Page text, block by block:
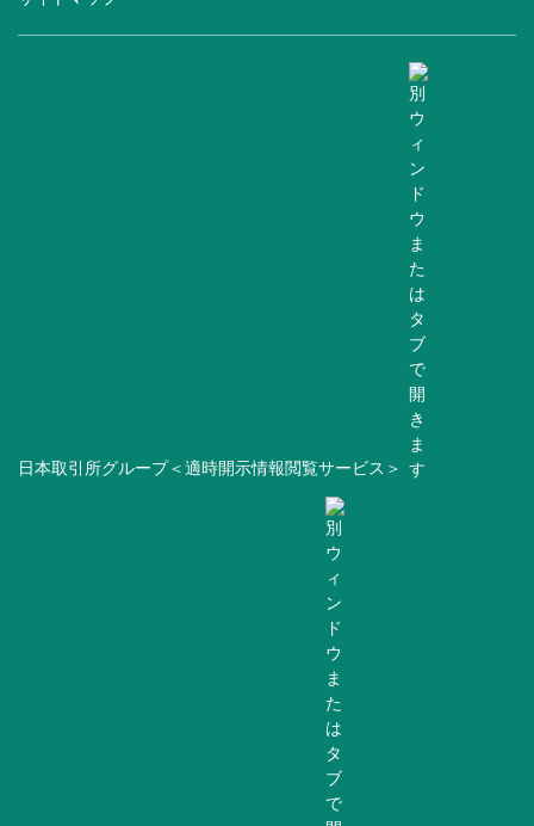
日本取引所グループ＜適時開示情報閲覧サービス＞